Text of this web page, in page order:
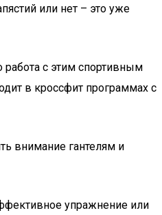
или нет – это уже
работа с этим спортивным
в кроссфит программах с
внимание гантелям и
упражнение или